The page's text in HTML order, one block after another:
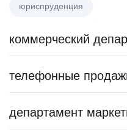
юриспруденция
коммерческий
Аналитик данных
з/п не указана
телефонные
Менеджер по продажам в
бизнеса
департамент